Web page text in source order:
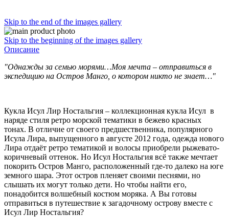
Skip to the end of the images gallery
Skip to the beginning of the images gallery
Описание
"Однажды за семью морями…Моя мечта – отправиться в
экспедицию на Остров Манго, о котором никто не знает…"
Кукла Исул Лир Ностальгия – коллекционная кукла Исул в
наряде стиля ретро морской тематики в бежево красных
тонах. В отличие от своего предшественника, популярного
Исула Лира, выпущенного в августе 2012 года, одежда нового
Лира отдаёт ретро тематикой и волосы приобрели рыжевато-
коричневый оттенок. Но Исул Ностальгия всё также мечтает
покорить Остров Манго, расположенный где-то далеко на юге
земного шара. Этот остров пленяет своими песнями, но
слышать их могут только дети. Но чтобы найти его,
понадобится волшебный костюм моряка. А Вы готовы
отправиться в путешествие к загадочному острову вместе с
Исул Лир Ностальгия?